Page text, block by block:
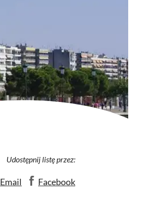
Udostępnij listę przez:
Email Facebook